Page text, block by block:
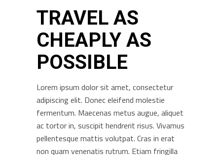
TRAVEL AS
CHEAPLY AS
POSSIBLE
Lorem ipsum dolor sit amet, consectetur
adipiscing elit. Donec eleifend molestie
fermentum. Maecenas metus augue, aliquet
ac tortor in, suscipit hendrerit risus. Vivamus
pellentesque mattis volutpat. Cras in erat
non quam venenatis rutrum. Etiam fringilla